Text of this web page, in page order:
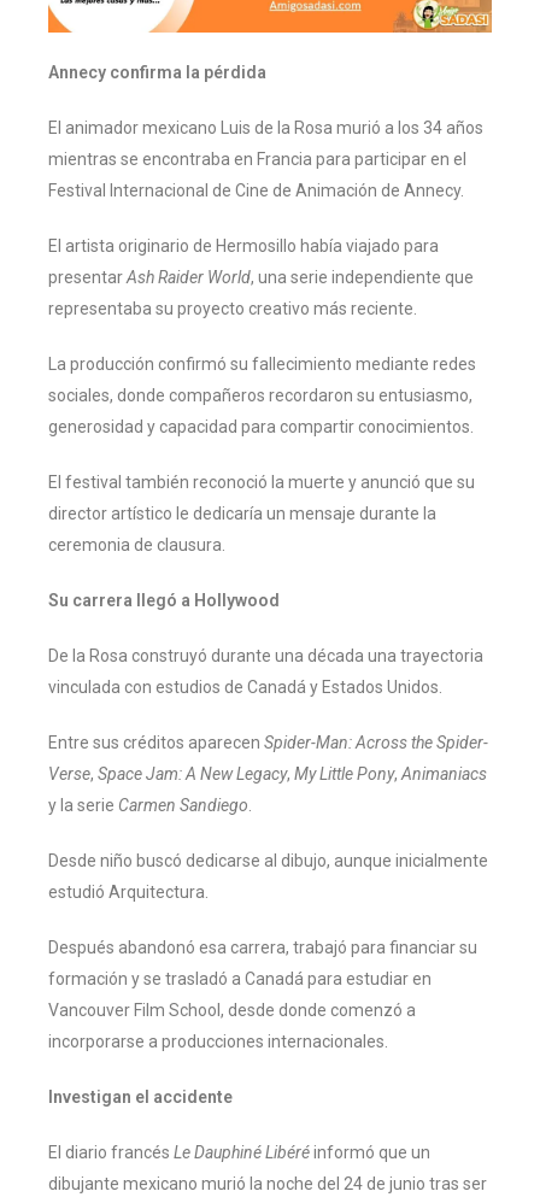
Annecy confirma la pérdida
El animador mexicano Luis de la Rosa murió a los 34 años
mientras se encontraba en Francia para participar en el
Festival Internacional de Cine de Animación de Annecy.
El artista originario de Hermosillo había viajado para
presentarAsh Raider World, una serie independiente que
representaba su proyecto creativo más reciente.
La producción confirmó su fallecimiento mediante redes
sociales, donde compañeros recordaron su entusiasmo,
generosidad y capacidad para compartir conocimientos.
El festival también reconoció la muerte y anunció que su
director artístico le dedicaría un mensaje durante la
ceremonia de clausura.
Su carrera llegó a Hollywood
De la Rosa construyó durante una década una trayectoria
vinculada con estudios de Canadá y Estados Unidos.
Entre sus créditos aparecen Spider-Man: Across the Spider-
Verse, Space Jam: A New Legacy, My Little Pony, Animaniacs
y la serie Carmen Sandiego
Desde niño buscó dedicarse al dibujo, aunque inicialmente
estudió Arquitectura.
Después abandonó esa carrera, trabajó para financiar su
formación y se trasladó a Canadá para estudiar en
Vancouver Film School, desde donde comenzó a
incorporarse a producciones internacionales.
Investigan el accidente
El diario francés Le Dauphiné Libéréinformó que un
dibujante mexicano murió la noche del 24 de junio tras ser